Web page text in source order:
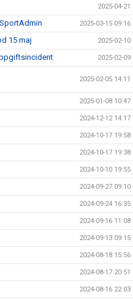
2025-04-21
2025-03-15 09:16
15 maj 2025-02-10
2025-02-09
2025-02-05 14:11
2025-01-08 10:47
2024-12-12 14:17
2024-10-17 19:58
2024-10-17 19:38
2024-10-10 19:55
2024-09-27 09:10
2024-09-24 16:35
2024-09-16 11:08
2024-09-13 09:15
2024-08-18 15:56
2024-08-17 20:51
2024-08-16 22:03